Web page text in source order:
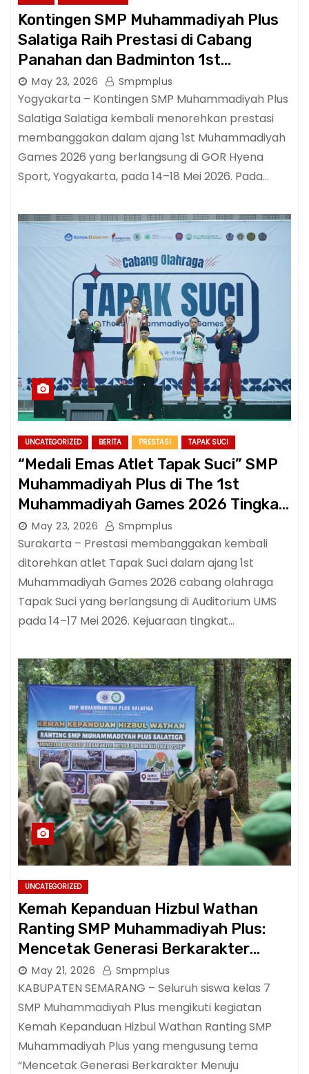
Kontingen SMP Muhammadiyah Plus
Salatiga Raih Prestasi di Cabang
Panahan dan Badminton 1st
Muhammadiyah Games 2026
May 23, 2026 Smpmplus
Yogyakarta – Kontingen SMP Muhammadiyah Plus
Salatiga Salatiga kembali menorehkan prestasi
membanggakan dalam ajang 1st Muhammadiyah
Games 2026 yang berlangsung di GOR Hyena
Sport, Yogyakarta, pada 14–18 Mei 2026. Pada…
UNCATEGORIZED BERITA PRESTASI TAPAK SUCI
“Medali Emas Atlet Tapak Suci” SMP
Muhammadiyah Plus di The 1st
Muhammadiyah Games 2026 Tingkat
Nasional
May 23, 2026 Smpmplus
Surakarta – Prestasi membanggakan kembali
ditorehkan atlet Tapak Suci dalam ajang 1st
Muhammadiyah Games 2026 cabang olahraga
Tapak Suci yang berlangsung di Auditorium UMS
pada 14–17 Mei 2026. Kejuaraan tingkat…
UNCATEGORIZED
Kemah Kepanduan Hizbul Wathan
Ranting SMP Muhammadiyah Plus:
Mencetak Generasi Berkarakter
Menuju Indonesia Emas 2045
May 21, 2026 Smpmplus
KABUPATEN SEMARANG – Seluruh siswa kelas 7
SMP Muhammadiyah Plus mengikuti kegiatan
Kemah Kepanduan Hizbul Wathan Ranting SMP
Muhammadiyah Plus yang mengusung tema
“Mencetak Generasi Berkarakter Menuju